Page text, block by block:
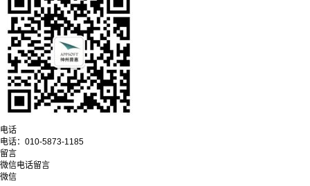
电话
电话： 010-5873-1185
留言
微信电话留言
微信